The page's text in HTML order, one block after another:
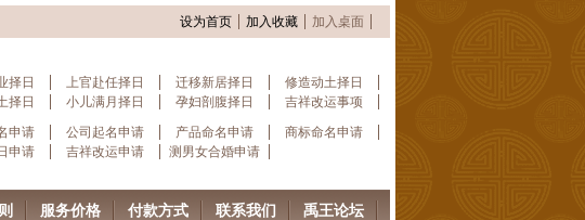
设为首页 加入收藏 加入桌面
择日 上官赴任择日 迁移新居择日
修造动土择日
择日 小儿满月择日 孕妇剖腹择日
吉祥改运事项
申请 公司起名申请 产品命名申请
商标命名申请
申请 吉祥改运申请 测男女合婚申请
服务价格 付款方式 联系我们 禹王论坛